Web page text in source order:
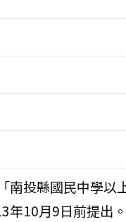
南投縣國民中學以
年10月9日前提出